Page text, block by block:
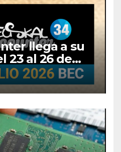
llega a su
23 al 26 de